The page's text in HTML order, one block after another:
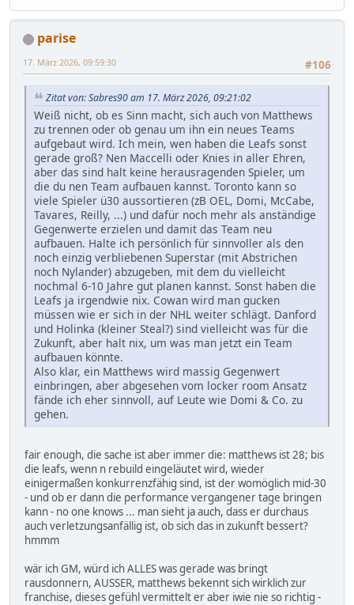
parise
#106
17. März 2026, 09:59:30
Zitat von: Sabres90 am 17. März 2026, 09:21:02
Weiß nicht, ob es Sinn macht, sich auch von Matthews
zu trennen oder ob genau um ihn ein neues Teams
aufgebaut wird. Ich mein, wen haben die Leafs sonst
gerade groß? Nen Maccelli oder Knies in aller Ehren,
aber das sind halt keine herausragenden Spieler, um
die du nen Team aufbauen kannst. Toronto kann so
viele Spieler ü30 aussortieren (zB OEL, Domi, McCabe,
Tavares, Reilly, ...) und dafür noch mehr als anständige
Gegenwerte erzielen und damit das Team neu
aufbauen. Halte ich persönlich für sinnvoller als den
noch einzig verbliebenen Superstar (mit Abstrichen
noch Nylander) abzugeben, mit dem du vielleicht
nochmal 6-10 Jahre gut planen kannst. Sonst haben die
Leafs ja irgendwie nix. Cowan wird man gucken
müssen wie er sich in der NHL weiter schlägt. Danford
und Holinka (kleiner Steal?) sind vielleicht was für die
Zukunft, aber halt nix, um was man jetzt ein Team
aufbauen könnte.
Also klar, ein Matthews wird massig Gegenwert
einbringen, aber abgesehen vom locker room Ansatz
fände ich eher sinnvoll, auf Leute wie Domi & Co. zu
gehen.
fair enough, die sache ist aber immer die: matthews ist 28; bis
die leafs, wenn n rebuild eingeläutet wird, wieder
einigermaßen konkurrenzfähig sind, ist der womöglich mid-30
- und ob er dann die performance vergangener tage bringen
kann - no one knows ... man sieht ja auch, dass er durchaus
auch verletzungsanfällig ist, ob sich das in zukunft bessert?
hmmm
wär ich GM, würd ich ALLES was gerade was bringt
rausdonnern, AUSSER, matthews bekennt sich wirklich zur
franchise, dieses gefühl vermittelt er aber iwie nie so richtig -